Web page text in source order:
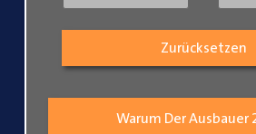
Warum Der Ausbauer
Zurücksetzen